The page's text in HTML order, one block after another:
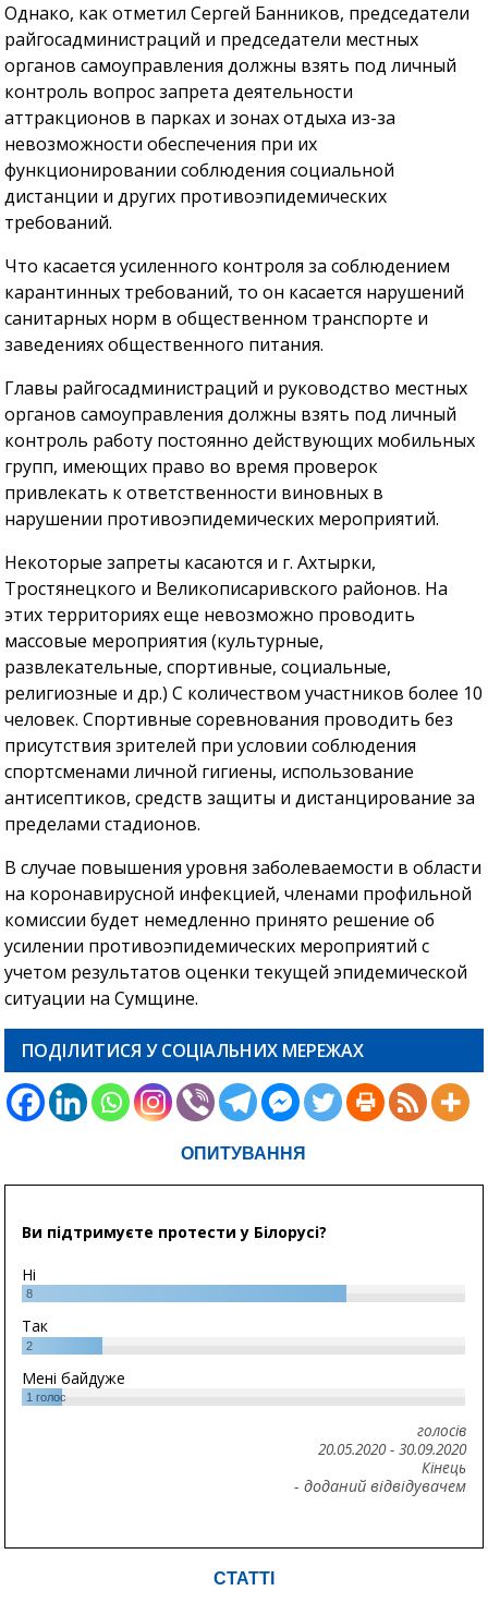
Однако, как отметил Сергей Банников, председатели
райгосадминистраций и председатели местных
органов самоуправления должны взять под личный
контроль вопрос запрета деятельности
аттракционов в парках и зонах отдыха из-за
невозможности обеспечения при их
функционировании соблюдения социальной
дистанции и других противоэпидемических
требований.
Что касается усиленного контроля за соблюдением
карантинных требований, то он касается нарушений
санитарных норм в общественном транспорте и
заведениях общественного питания.
Главы райгосадминистраций и руководство местных
органов самоуправления должны взять под личный
контроль работу постоянно действующих мобильных
групп, имеющих право во время проверок
привлекать к ответственности виновных в
нарушении противоэпидемических мероприятий.
Некоторые запреты касаются и г. Ахтырки,
Тростянецкого и Великописаривского районов. На
этих территориях еще невозможно проводить
массовые мероприятия (культурные,
развлекательные, спортивные, социальные,
религиозные и др.) С количеством участников более 10
человек. Спортивные соревнования проводить без
присутствия зрителей при условии соблюдения
спортсменами личной гигиены, использование
антисептиков, средств защиты и дистанцирование за
пределами стадионов.
В случае повышения уровня заболеваемости в области
на коронавирусной инфекцией, членами профильной
комиссии будет немедленно принято решение об
усилении противоэпидемических мероприятий с
учетом результатов оценки текущей эпидемической
ситуации на Сумщине.
ПОДІЛИТИСЯ У СОЦІАЛЬНИХ МЕРЕЖАХ
ОПИТУВАННЯ
Ви підтримуєте протести у Білорусі?
Ні
8
Так
2
Мені байдуже
1 голос
голосів
20.05.2020- 30.09.2020
Кінець
- доданий відвідувачем
СТАТТІ